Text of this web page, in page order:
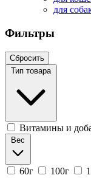
для
Фильтры
Сбросить
Тип товара
Витамины и
Вес
60г 100г